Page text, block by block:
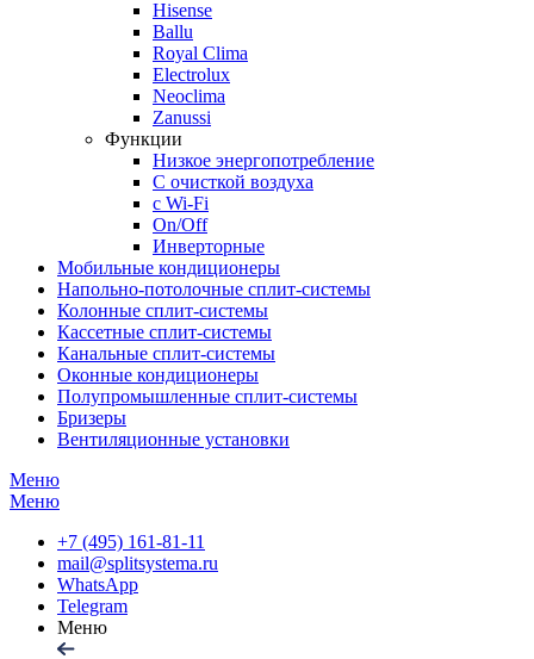
Hisense
Ballu
Royal Clima
Electrolux
Neoclima
Zanussi
Функции
Низкое энергопотребление
С очисткой воздуха
с Wi-Fi
On/Off
Инверторные
Мобильные кондиционеры
Напольно-потолоч​ные ​сплит-системы
Колонные ​​сплит-системы
Кассетные сплит-системы
Канальные сплит-системы
Оконные кондиционеры
Полупромышленные сплит-системы
Бризеры
Вентиляционные установки
Меню
Меню
+7 (495) 161-81-11
mail@splitsystema.ru
WhatsApp
Telegram
Меню